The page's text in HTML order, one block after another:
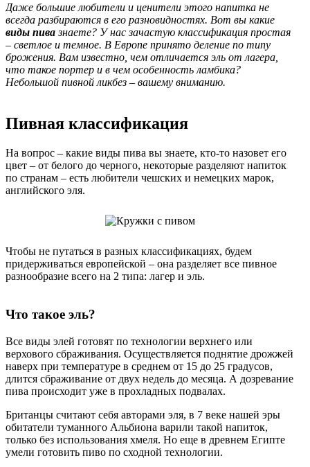
Даже большие любители и ценители этого напитка не
всегда разбираются в его разновидностях. Вот вы какие
виды пивазнаете? У нас зачастую классификация простая
– светлое и темное. В Европе принято деление по типу
брожения. Вам известно, чем отличается эль от лагера,
что такое портер и в чем особенность ламбика?
Небольшой пивной ликбез – вашему вниманию.
Пивная классификация
На вопрос – какие виды пива вы знаете, кто-то назовет его
цвет – от белого до черного, некоторые разделяют напиток
по странам – есть любители чешских и немецких марок,
английского эля.
Чтобы не путаться в разных классификациях, будем
придерживаться европейской – она разделяет все пивное
разнообразие всего на 2 типа: лагер и эль.
Что такое эль?
Все виды элей готовят по технологии верхнего или
верхового сбраживания. Осуществляется поднятие дрожжей
наверх при температуре в среднем от 15 до 25 градусов,
длится сбраживание от двух недель до месяца. А дозревание
пива происходит уже в прохладных подвалах.
Британцы считают себя авторами эля, в 7 веке нашей эры
обитатели туманного Альбиона варили такой напиток,
только без использования хмеля. Но еще в древнем Египте
умели готовить пиво по сходной технологии.